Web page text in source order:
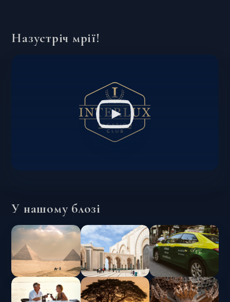
Назустріч мрії!
У нашому блозі